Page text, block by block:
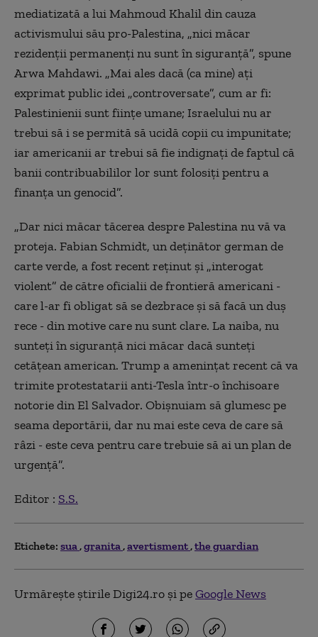
mediatizată a lui Mahmoud Khalil din cauza
activismului său pro-Palestina, „nici măcar
rezidenții permanenți nu sunt în siguranță”, spune
Arwa Mahdawi. „Mai ales dacă (ca mine) ați
exprimat public idei „controversate”, cum ar fi:
Palestinienii sunt ființe umane; Israelului nu ar
trebui să i se permită să ucidă copii cu impunitate;
iar americanii ar trebui să fie indignați de faptul că
banii contribuabililor lor sunt folosiți pentru a
finanța un genocid”.
„Dar nici măcar tăcerea despre Palestina nu vă va
proteja. Fabian Schmidt, un deținător german de
carte verde, a fost recent reținut și „interogat
violent” de către oficialii de frontieră americani -
care l-ar fi obligat să se dezbrace și să facă un duș
rece - din motive care nu sunt clare. La naiba, nu
sunteți în siguranță nici măcar dacă sunteți
cetățean american. Trump a amenințat recent că va
trimite protestatarii anti-Tesla într-o închisoare
notorie din El Salvador. Obișnuiam să glumesc pe
seama deportării, dar nu mai este ceva de care să
râzi - este ceva pentru care trebuie să ai un plan de
urgență”.
Editor : S.S.
Etichete: sua granita avertisment the guardian
Urmărește știrile Digi24.ro și peGoogle News